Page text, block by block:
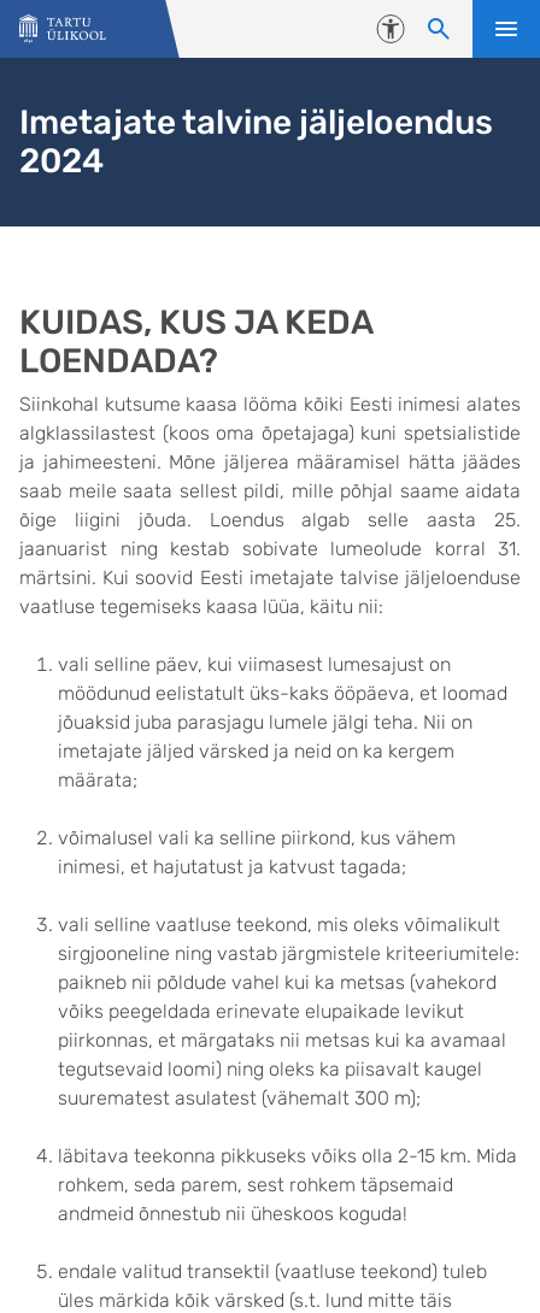
Liigu edasi põhisisu juurde
Juurdepääsetavus
Imetajate talvine jäljeloendus
2024
KUIDAS, KUS JA KEDA
LOENDADA?
Siinkohal kutsume kaasa lööma kõiki Eesti inimesi alates
algklassilastest (koos oma õpetajaga) kuni spetsialistide
ja jahimeesteni. Mõne jäljerea määramisel hätta jäädes
saab meile saata sellest pildi, mille põhjal saame aidata
õige liigini jõuda. Loendus algab selle aasta 25.
jaanuarist ning kestab sobivate lumeolude korral 31.
märtsini. Kui soovid Eesti imetajate talvise jäljeloenduse
vaatluse tegemiseks kaasa lüüa, käitu nii:
vali selline päev, kui viimasest lumesajust on
möödunud eelistatult üks-kaks ööpäeva, et loomad
jõuaksid juba parasjagu lumele jälgi teha. Nii on
imetajate jäljed värsked ja neid on ka kergem
määrata;
võimalusel vali ka selline piirkond, kus vähem
inimesi, et hajutatust ja katvust tagada;
vali selline vaatluse teekond, mis oleks võimalikult
sirgjooneline ning vastab järgmistele kriteeriumitele:
paikneb nii põldude vahel kui ka metsas (vahekord
võiks peegeldada erinevate elupaikade levikut
piirkonnas, et märgataks nii metsas kui ka avamaal
tegutsevaid loomi) ning oleks ka piisavalt kaugel
suurematest asulatest (vähemalt 300 m);
läbitava teekonna pikkuseks võiks olla 2-15 km. Mida
rohkem, seda parem, sest rohkem täpsemaid
andmeid õnnestub nii üheskoos koguda!
endale valitud transektil (vaatluse teekond) tuleb
üles märkida kõik värsked (s.t. lund mitte täis